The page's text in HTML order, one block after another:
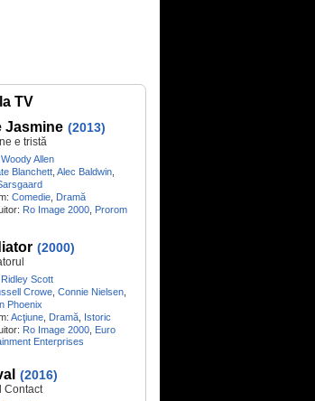
TV
Jasmine (2013)
e tristă
Woody Allen
Blanchett Alec Baldwin
Comedie Dramă
Ro Image 2000 Prorom
(2000)
Ridley Scott
Crowe Connie Nielsen
Phoenix
Acţiune Dramă Istoric
Ro Image 2000 Euro
Enterprises
(2016)
Contact